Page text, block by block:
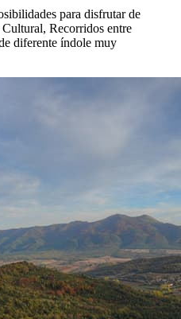
para disfrutar de
Recorridos entre
diferente índole muy